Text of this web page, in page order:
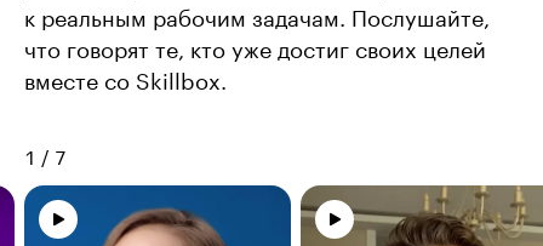
к реальным рабочим задачам. Послушайте,
что говорят те, кто уже достиг своих целей
вместе со Skillbox.
1 / 7